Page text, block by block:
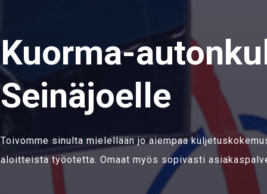
Kuorma-
Seinäjoelle
Toivomme sinulta mielellään jo aiempaa
aloitteista työotetta. Omaat myös sopivasti